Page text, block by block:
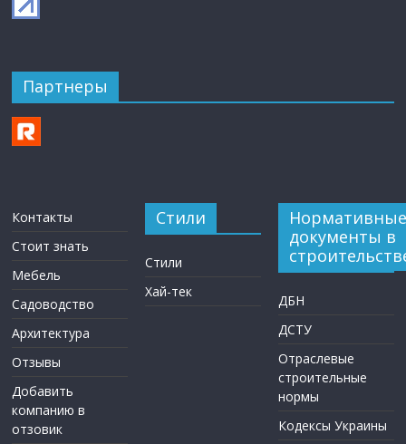
Партнеры
Контакты
Стоит знать
Мебель
Садоводство
Архитектура
Отзывы
Добавить
компанию в
отзовик
Стили
Стили
Хай-тек
Нормативные
документы в
ДБН
ДСТУ
Отраслевые
строительные
нормы
Кодексы Украины